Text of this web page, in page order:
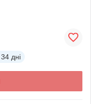
34 дні